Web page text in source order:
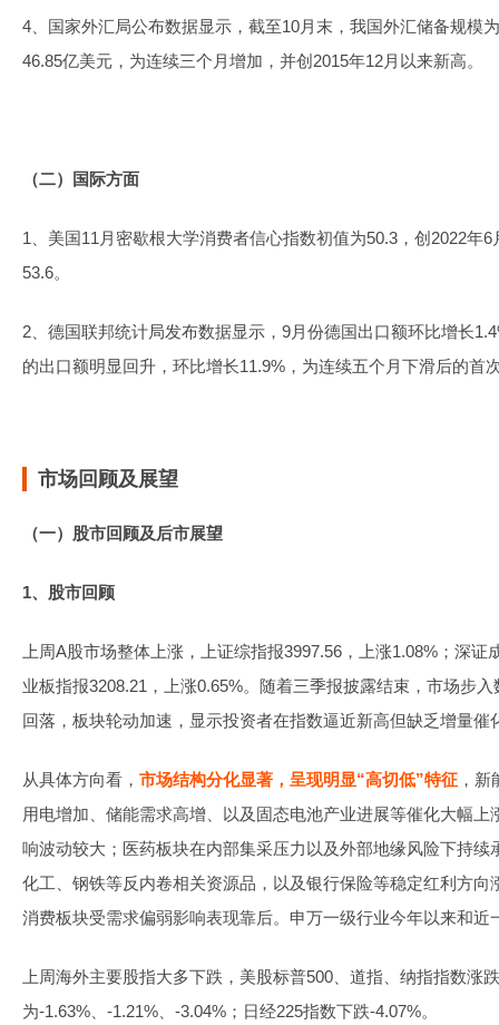
4、国家外汇局公布数据显示，截至10月末，我国外汇储备规模
46.85亿美元，为连续三个月增加，并创2015年12月以来新高。
（二）国际方面
1、美国11月密歇根大学消费者信心指数初值为50.3，创2022年
53.6。
2、德国联邦统计局发布数据显示，9月份德国出口额环比增长
的出口额明显回升，环比增长11.9%，为连续五个月下滑后的首
市场回顾及展望
（一）股市回顾及后市展望
1、股市回顾
上周A股市场整体上涨，上证综指报3997.56，上涨1.08%；深证
业板指报3208.21，上涨0.65%。随着三季报披露结束，市场步
回落，板块轮动加速，显示投资者在指数逼近新高但缺乏增量催
从具体方向看， 市场结构分化显著，呈现明显“高切低”特征 ，
用电增加、储能需求高增、以及固态电池产业进展等催化大幅
响波动较大；医药板块在内部集采压力以及外部地缘风险下持
化工、钢铁等反内卷相关资源品，以及银行保险等稳定红利方
消费板块受需求偏弱影响表现靠后。申万一级行业今年以来和近
上周海外主要股指大多下跌，美股标普500、道指、纳指指数涨
为-1.63%、-1.21%、-3.04%；日经225指数下跌-4.07%。